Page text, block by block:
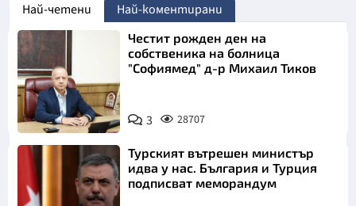
Най-четени Най-коментирани
Честит рожден ден на
собственика на болница
"Софиямед" д-р Михаил Тиков
3 28707
Турският вътрешен министър
идва у нас. България и Турция
подписват меморандум